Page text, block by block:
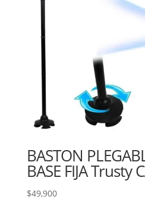
BASTON
BASE FIJA Trusty
$49,900